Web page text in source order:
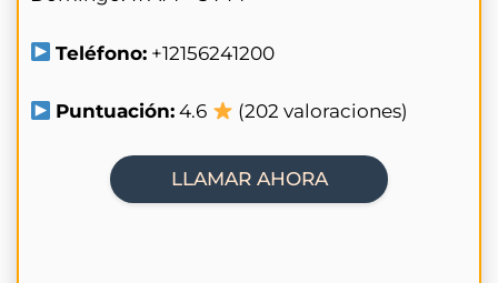
Teléfono: +12156241200
Puntuación: 4.6 (202 valoraciones)
LLAMAR AHORA